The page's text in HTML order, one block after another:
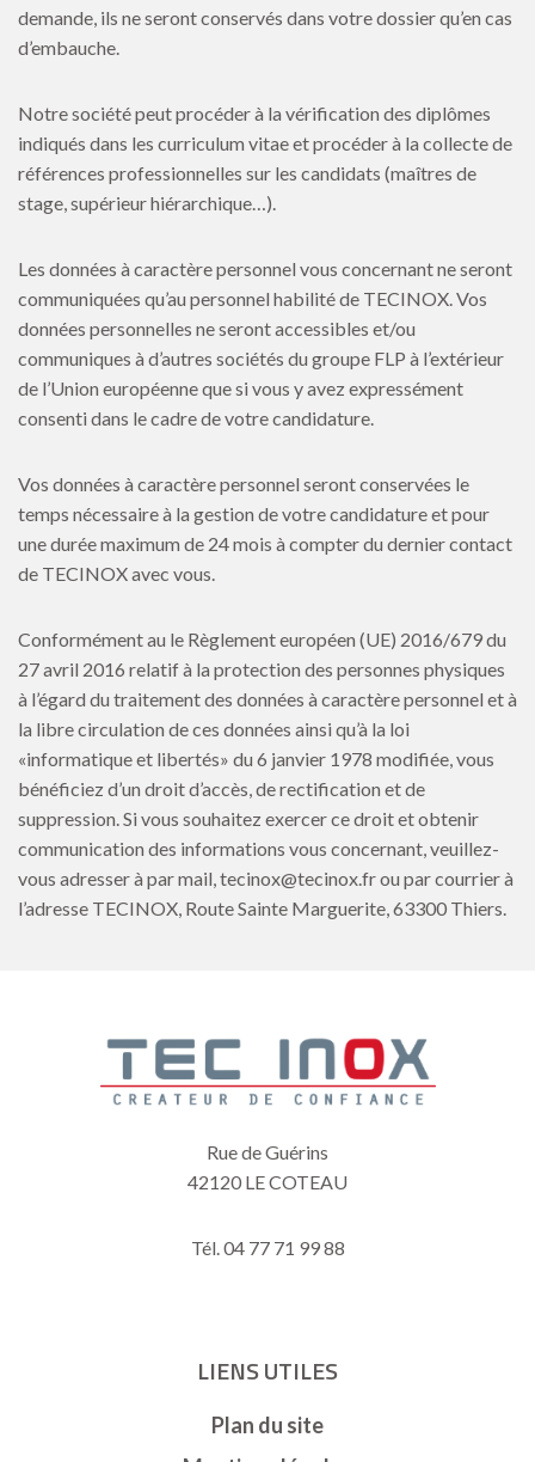
demande, ils ne seront conservés dans votre dossier qu’en cas
d’embauche.
Notre société peut procéder à la vérification des diplômes
indiqués dans les curriculum vitae et procéder à la collecte de
références professionnelles sur les candidats (maîtres de
stage, supérieur hiérarchique…).
Les données à caractère personnel vous concernant ne seront
communiquées qu’au personnel habilité de TECINOX. Vos
données personnelles ne seront accessibles et/ou
communiques à d’autres sociétés du groupe FLP à l’extérieur
de l’Union européenne que si vous y avez expressément
consenti dans le cadre de votre candidature.
Vos données à caractère personnel seront conservées le
temps nécessaire à la gestion de votre candidature et pour
une durée maximum de 24 mois à compter du dernier contact
de TECINOX avec vous.
Conformément au le Règlement européen (UE) 2016/679 du
27 avril 2016 relatif à la protection des personnes physiques
à l’égard du traitement des données à caractère personnel et à
la libre circulation de ces données ainsi qu’à la loi
«informatique et libertés» du 6 janvier 1978 modifiée, vous
bénéficiez d’un droit d’accès, de rectification et de
suppression. Si vous souhaitez exercer ce droit et obtenir
communication des informations vous concernant, veuillez-
vous adresser à par mail, tecinox@tecinox.fr ou par courrier à
l’adresse TECINOX, Route Sainte Marguerite, 63300 Thiers.
Rue de Guérins
42120 LE COTEAU
Tél. 04 77 71 99 88
LIENS UTILES
Plan du site